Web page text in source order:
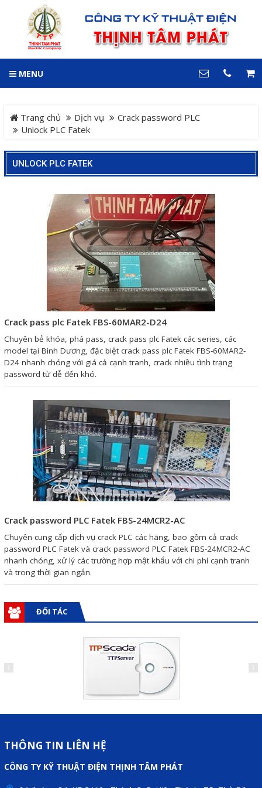
MENU
Trang chủ Dịch vụ
Crack password PLC
Unlock PLC Fatek
UNLOCK PLC FATEK
Crack pass plc Fatek FBS-60MAR2-D24
Chuyên bẻ khóa, phá pass, crack pass plc Fatek các series, các
model tại Bình Dương, đặc biệt crack pass plc Fatek FBS-60MAR2-
D24 nhanh chóng với giá cả cạnh tranh, crack nhiều tình trạng
password từ dễ đến khó.
Crack password PLC Fatek FBS-24MCR2-AC
Chuyên cung cấp dịch vụ crack PLC các hãng, bao gồm cả crack
password PLC Fatek và crack password PLC Fatek FBS-24MCR2-AC
nhanh chóng, xử lý các trường hợp mật khẩu với chi phí cạnh tranh
và trong thời gian ngắn.
ĐỐI TÁC
THÔNG TIN LIÊN HỆ
CÔNG TY KỸ THUẬT ĐIỆN THỊNH TÂM PHÁT
Trang chủ
Sản phẩm
Hệ Thống Cảnh Báo An
Toàn Xe Nâng
Hệ thống điều khiển giám
sát và thu thập dữ liệu
Giải pháp quản lý bằng mã
Bảng LED điện tử
Bảng điện tử năng suất
Bảng Led hiển thị nhiệt độ
độ ẩm
Đồng hồ thời gian thực
Máy dò kim loại
Màn hình cảm ứng HMI
PLC - Bộ lập trình PLC
Biến tần
Motor Servo / Driver Servo
Cáp lập trình PLC - HMI -
Servo
Thiết bị thu thập dữ liệu,
Thiết bị điều khiển và giám
Thiết bị đo lường - Cảm biến
Đồng hồ đo đa năng
GIỎ HÀNG
LIÊN HỆ
Hotline
64 đường 24, KDC Hiệp
Thủ Dầu Một, Tỉnh Bình
Dương
Điện thoại
0909 199 102
COPYRIGHT 2018. ALL RIGHTS RESERVED